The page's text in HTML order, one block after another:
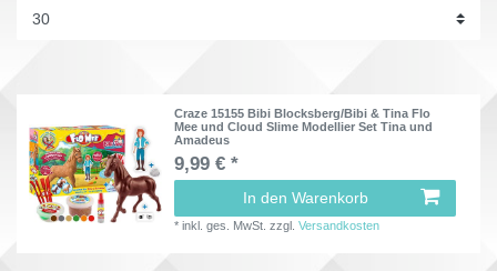
Craze 15155 Bibi Blocksberg/Bibi & Tina Flo
Mee und Cloud Slime Modellier Set Tina und
Amadeus
9,99 € *
In den Warenkorb
*inkl. ges. MwSt. zzgl.Versandkosten